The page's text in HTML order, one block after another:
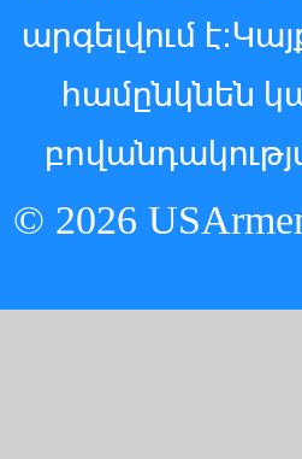
արգելվում
համընկնեն
© 2026